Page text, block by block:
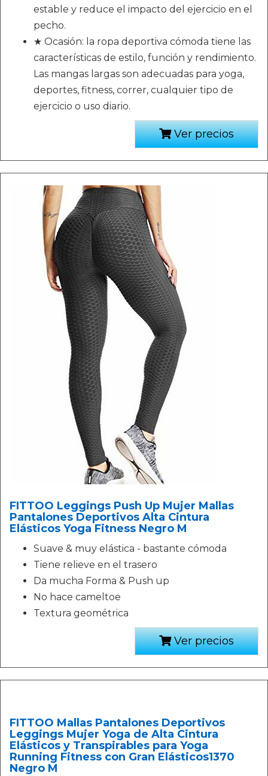
estable y reduce el impacto del ejercicio en el
pecho.
★ Ocasión: la ropa deportiva cómoda tiene las
características de estilo, función y rendimiento.
Las mangas largas son adecuadas para yoga,
deportes, fitness, correr, cualquier tipo de
ejercicio o uso diario.
Ver precios
FITTOO Leggings Push Up Mujer Mallas
Pantalones Deportivos Alta Cintura
Elásticos Yoga Fitness Negro M
Suave & muy elástica - bastante cómoda
Tiene relieve en el trasero
Da mucha Forma & Push up
No hace cameltoe
Textura geométrica
Ver precios
FITTOO Mallas Pantalones Deportivos
Leggings Mujer Yoga de Alta Cintura
Elásticos y Transpirables para Yoga
Running Fitness con Gran Elásticos1370
Negro M